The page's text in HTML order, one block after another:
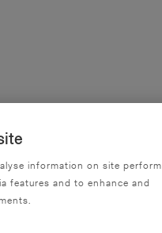
information on site
features and to enhance and